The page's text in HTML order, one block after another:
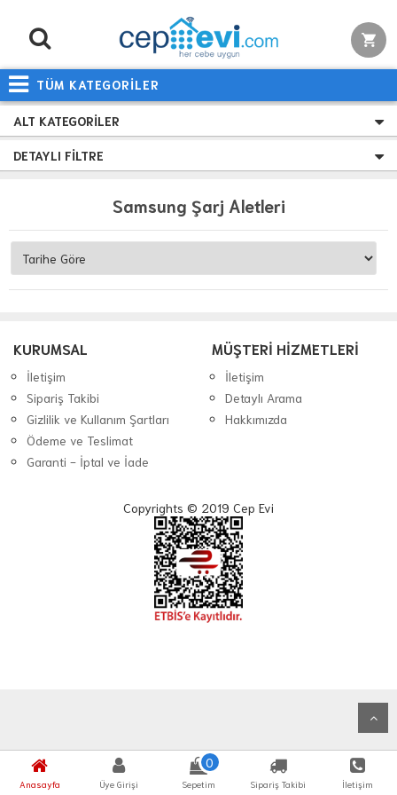
TÜM KATEGORİLER
Anasayfa Üye Girişi
0
Sepetim Sipariş Takibi İletişim
ALT KATEGORILER
DETAYLI FILTRE
Samsung Şarj Aletleri
KURUMSAL
İletişim
Sipariş Takibi
Gizlilik ve Kullanım Şartları
Ödeme ve Teslimat
Garanti - İptal ve İade
MÜŞTERİ HİZMETLERİ
İletişim
Detaylı Arama
Hakkımızda
Copyrights © 2019 Cep Evi